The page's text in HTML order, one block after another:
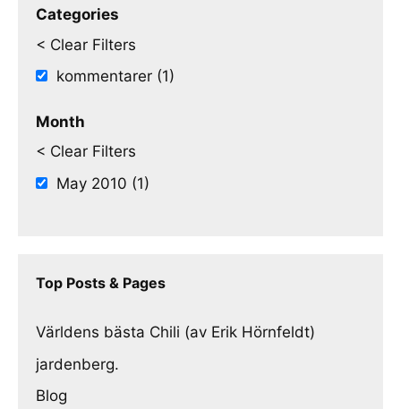
Categories
< Clear Filters
kommentarer (1)
Month
< Clear Filters
May 2010 (1)
Top Posts & Pages
Världens bästa Chili (av Erik Hörnfeldt)
jardenberg.
Blog